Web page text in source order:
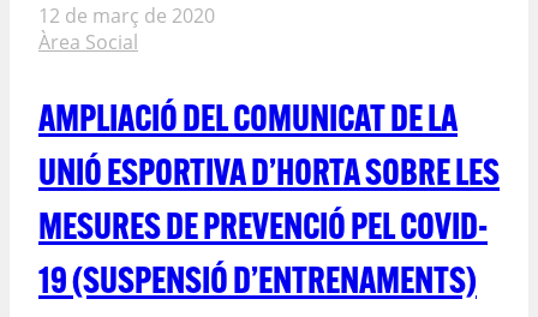
12 de març de 2020
Àrea Social
AMPLIACIÓ DEL COMUNICAT DE LA
UNIÓ ESPORTIVA D’HORTA SOBRE LES
MESURES DE PREVENCIÓ PEL COVID-
19 (SUSPENSIÓ D’ENTRENAMENTS)